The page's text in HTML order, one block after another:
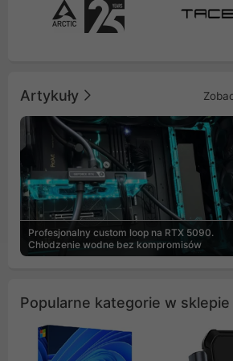
Artykuły
Profesjonalny custom loop na RTX 5090.
Chłodzenie wodne bez kompromisów
Popularne kategorie w sklepie